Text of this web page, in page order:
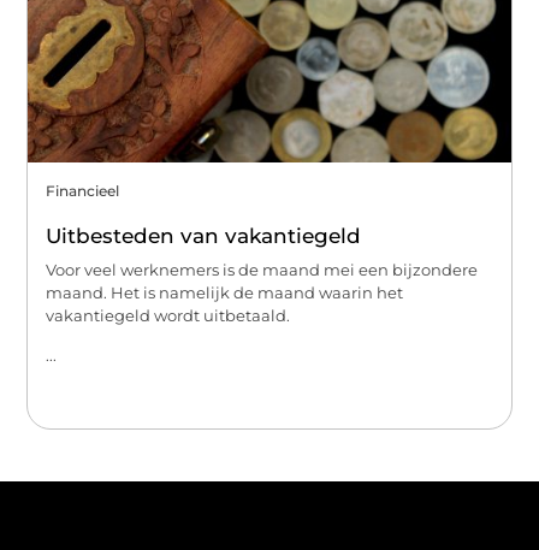
Financieel
Uitbesteden van vakantiegeld
Voor veel werknemers is de maand mei een bijzondere
maand. Het is namelijk de maand waarin het
vakantiegeld wordt uitbetaald.
...